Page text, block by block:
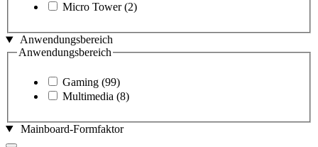
Micro Tower (2)
Anwendungsbereich
Anwendungsbereich
Gaming (99)
Multimedia (8)
Mainboard-Formfaktor